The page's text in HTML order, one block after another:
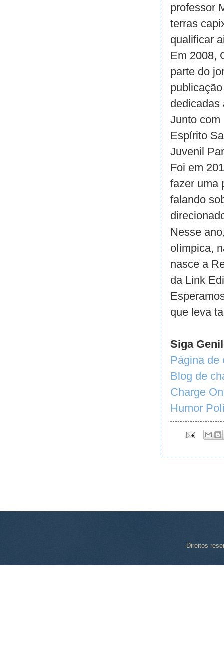
professor
terras
qualificar
Em 2008,
parte do
dedicadas
Junto com
Espírito
Juvenil
Foi em
fazer uma
falando
Nesse
olímpica,
nasce a
da Link
que leva
Siga
Página de
Blog de
Charge
Humor
Direitos